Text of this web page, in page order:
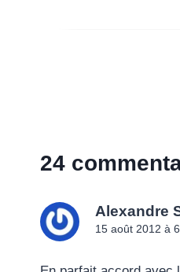
24
Alexandre
15 août 2012 à